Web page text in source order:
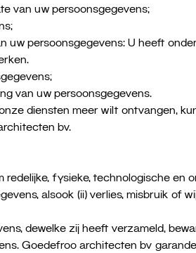
van uw persoonsgegevens;
uw persoonsgegevens: U heeft
van uw persoonsgegevens.
diensten meer wilt ontvangen,
bv.
fysieke, technologische
alsook (ii) verlies, misbruik of
dewelke zij heeft verzameld,
Goedefroo architecten bv